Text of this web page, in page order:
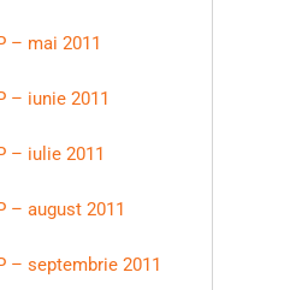
– mai 2011
– iunie 2011
– iulie 2011
– august 2011
– septembrie 2011